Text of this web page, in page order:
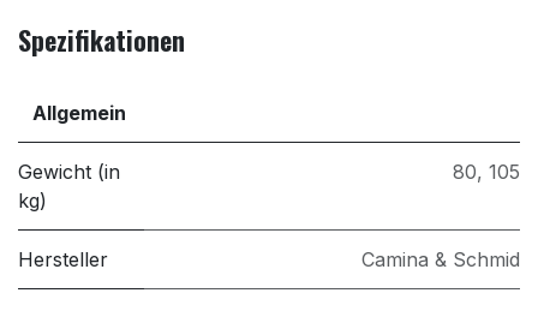
Spezifikationen
Allgemein
Gewicht (in
kg)
80, 105
Hersteller Camina & Schmid